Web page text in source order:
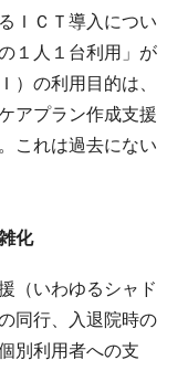
ＩＣＴ導入につい
１人１台利用」が
）の利用目的は、
アプラン作成支援
これは過去にない
化
（いわゆるシャド
同行、入退院時の
別利用者への支